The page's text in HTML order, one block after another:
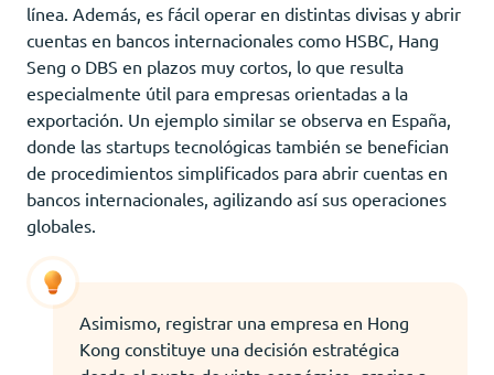
línea. Además, es fácil operar en distintas divisas y abrir
cuentas en bancos internacionales como HSBC, Hang
Seng o DBS en plazos muy cortos, lo que resulta
especialmente útil para empresas orientadas a la
exportación. Un ejemplo similar se observa en España,
donde las startups tecnológicas también se benefician
de procedimientos simplificados para abrir cuentas en
bancos internacionales, agilizando así sus operaciones
globales.
Asimismo, registrar una empresa en Hong
Kong constituye una decisión estratégica